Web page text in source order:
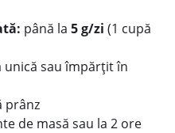
până la5 g/zi (1 cupă
unică sau împărțit în
prânz
de masă sau la 2 ore